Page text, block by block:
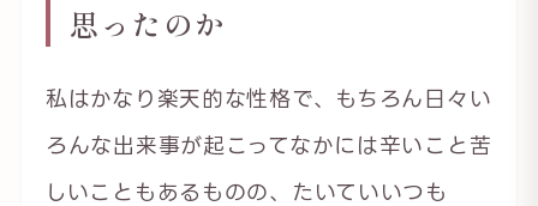
思ったのか
私はかなり楽天的な性格で、もちろん日々い
ろんな出来事が起こってなかには辛いこと苦
しいこともあるものの、たいていいつも